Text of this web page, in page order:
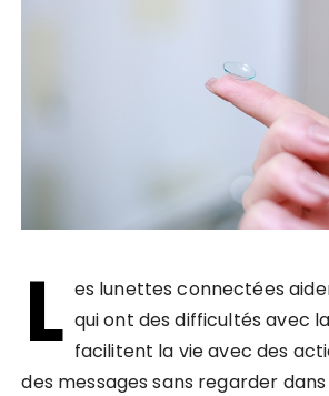
L es lunettes connectées
qui ont des difficultés avec
facilitent la vie avec des
des messages sans regarder